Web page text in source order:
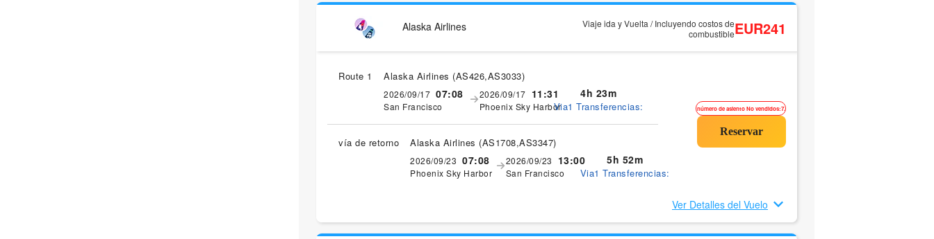
Alaska Airlines
Viaje ida y Vuelta / Incluyendo costos de
combustibleEUR241
Route 1 Alaska Airlines (AS426,AS3033)
2026/09/17 07:08
San Francisco
2026/09/17 11:31
Phoenix Sky Harbor
4h 23m
Via1 Transferencias:
vía de retorno Alaska Airlines (AS1708,AS3347)
2026/09/23 07:08
Phoenix Sky Harbor
2026/09/23 13:00
San Francisco
5h 52m
Via1 Transferencias:
número de asiento No vendidos:7.
Ver Detalles del Vuelo